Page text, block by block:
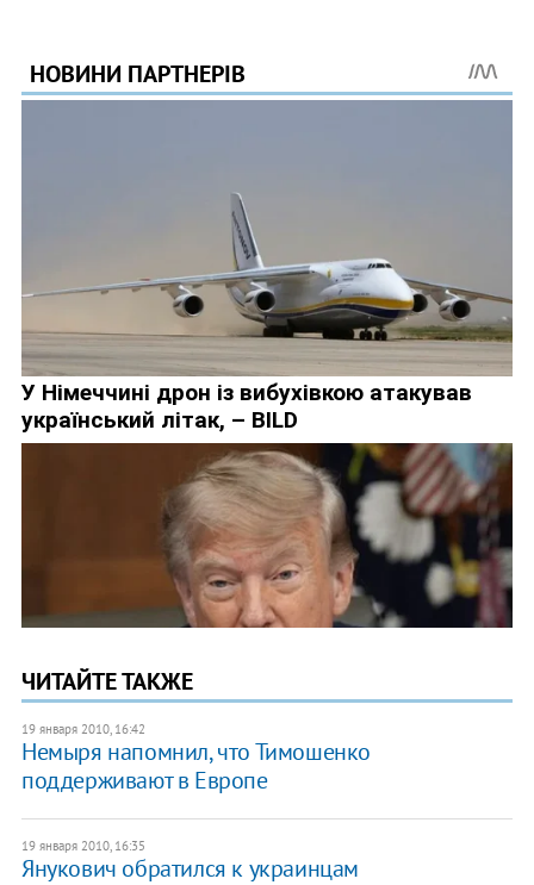
ЧИТАЙТЕ ТАКЖЕ
19 января 2010, 16:42
Немыря напомнил, что Тимошенко
поддерживают в Европе
19 января 2010, 16:35
Янукович обратился к украинцам